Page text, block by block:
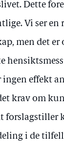
Dette
Vi ser en
men det
effekt
krav om
forslagstiller
i de